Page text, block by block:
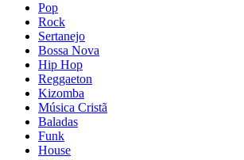
Pop
Rock
Sertanejo
Bossa Nova
Hip Hop
Reggaeton
Kizomba
Música Cristã
Baladas
Funk
House